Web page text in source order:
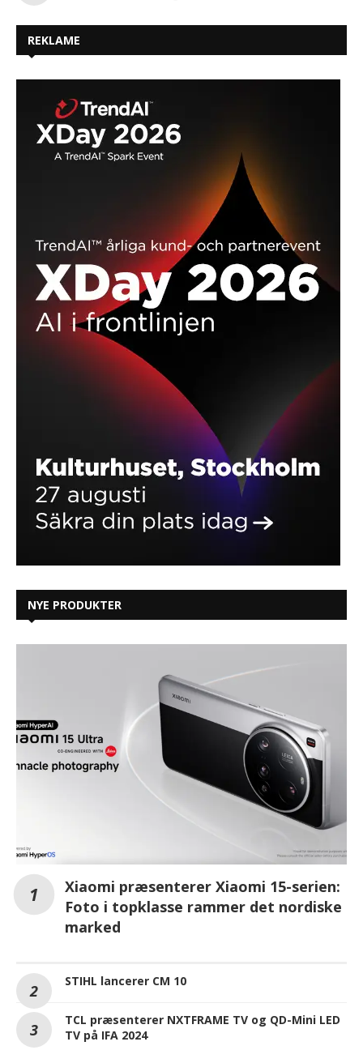
REKLAME
NYE PRODUKTER
Xiaomi præsenterer Xiaomi 15-serien:
Foto i topklasse rammer det nordiske
marked
STIHL lancerer CM 10
TCL præsenterer NXTFRAME TV og QD-Mini LED
TV på IFA 2024